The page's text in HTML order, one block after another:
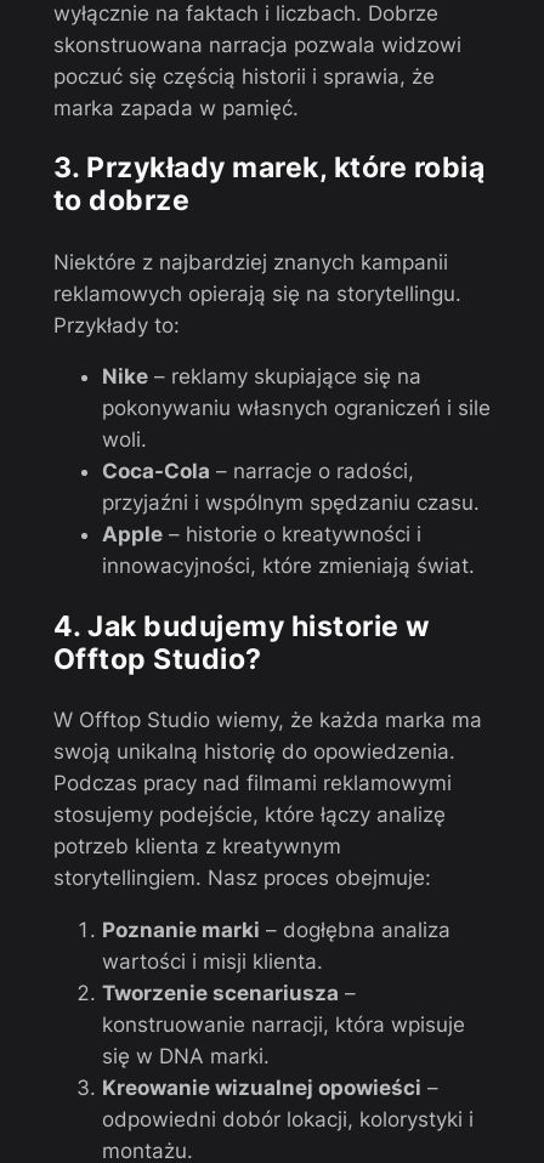
wyłącznie na faktach i liczbach. Dobrze
skonstruowana narracja pozwala widzowi
poczuć się częścią historii i sprawia, że
marka zapada w pamięć.
3. Przykłady marek, które robią
to dobrze
Niektóre z najbardziej znanych kampanii
reklamowych opierają się na storytellingu.
Przykłady to:
Nike– reklamy skupiające się na
pokonywaniu własnych ograniczeń i sile
woli.
Coca-Cola – narracje o radości,
przyjaźni i wspólnym spędzaniu czasu.
Apple– historie o kreatywności i
innowacyjności, które zmieniają świat.
4. Jak budujemy historie w
Offtop Studio?
W Offtop Studio wiemy, że każda marka ma
swoją unikalną historię do opowiedzenia.
Podczas pracy nad filmami reklamowymi
stosujemy podejście, które łączy analizę
potrzeb klienta z kreatywnym
storytellingiem. Nasz proces obejmuje:
Poznanie marki – dogłębna analiza
wartości i misji klienta.
Tworzenie scenariusza –
konstruowanie narracji, która wpisuje
się w DNA marki.
Kreowanie wizualnej opowieści –
odpowiedni dobór lokacji, kolorystyki i
montażu.